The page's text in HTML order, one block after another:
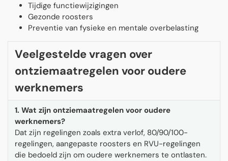
Tijdige functiewijzigingen
Gezonde roosters
Preventie van fysieke en mentale overbelasting
Veelgestelde vragen over
ontziemaatregelen voor oudere
werknemers
1. Wat zijn ontziemaatregelen voor oudere
werknemers?
Dat zijn regelingen zoals extra verlof, 80/90/100-
regelingen, aangepaste roosters en RVU-regelingen
die bedoeld zijn om oudere werknemers te ontlasten.